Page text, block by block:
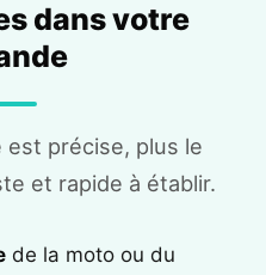
dans votre
est précise, plus le
et rapide à établir.
de la moto ou du